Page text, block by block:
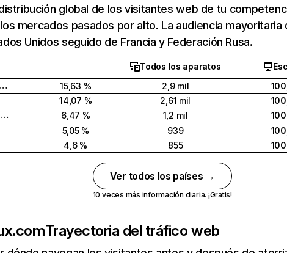
global de los visitantes web de tu
mercados pasados por alto. La audiencia mayoritaria
Unidos seguido de Francia y Federación Rusa.
Todos los aparatos
Estados Unidos
15,63 % 2,9 mil
14,07 % 2,61 mil
Federación Rusa
6,47 % 1,2 mil
5,05 % 939
4,6 % 855
Ver todos los países →
10 veces más información diaria. ¡Gratis!
Trayectoria del tráfico web